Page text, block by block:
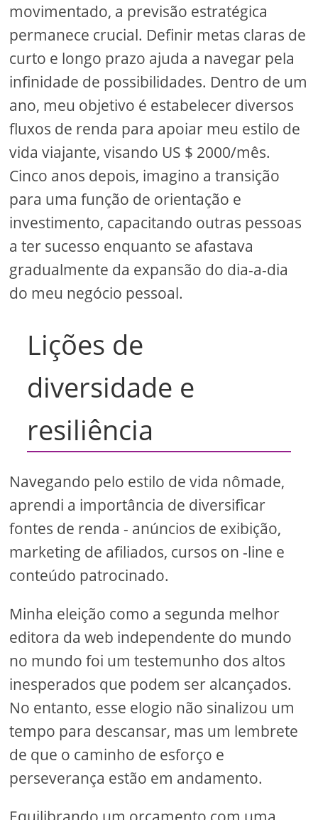
movimentado, a previsão estratégica
permanece crucial. Definir metas claras de
curto e longo prazo ajuda a navegar pela
infinidade de possibilidades. Dentro de um
ano, meu objetivo é estabelecer diversos
fluxos de renda para apoiar meu estilo de
vida viajante, visando US $ 2000/mês.
Cinco anos depois, imagino a transição
para uma função de orientação e
investimento, capacitando outras pessoas
a ter sucesso enquanto se afastava
gradualmente da expansão do dia-a-dia
do meu negócio pessoal.
Lições de
diversidade e
resiliência
Navegando pelo estilo de vida nômade,
aprendi a importância de diversificar
fontes de renda - anúncios de exibição,
marketing de afiliados, cursos on -line e
conteúdo patrocinado.
Minha eleição como a segunda melhor
editora da web independente do mundo
no mundo foi um testemunho dos altos
inesperados que podem ser alcançados.
No entanto, esse elogio não sinalizou um
tempo para descansar, mas um lembrete
de que o caminho de esforço e
perseverança estão em andamento.